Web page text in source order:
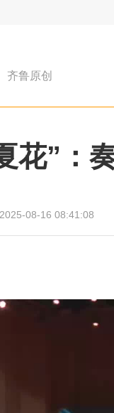
齐鲁原创
花”：
2025-08-16 08:41:08